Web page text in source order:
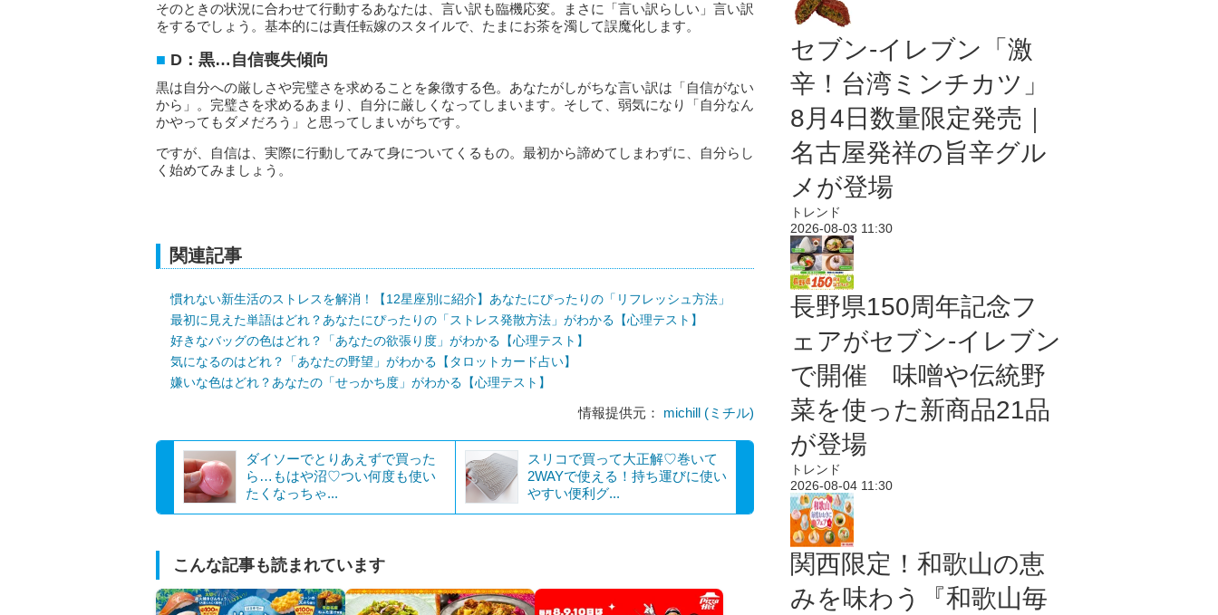
そのときの状況に合わせて行動するあなたは、言い訳も臨機応変。まさに「言い訳らしい」言い訳
をするでしょう。基本的には責任転嫁のスタイルで、たまにお茶を濁して誤魔化します。
D：黒…自信喪失傾向
黒は自分への厳しさや完璧さを求めることを象徴する色。あなたがしがちな言い訳は「自信がない
から」。完璧さを求めるあまり、自分に厳しくなってしまいます。そして、弱気になり「自分なん
かやってもダメだろう」と思ってしまいがちです。
ですが、自信は、実際に行動してみて身についてくるもの。最初から諦めてしまわずに、自分らし
く始めてみましょう。
関連記事
慣れない新生活のストレスを解消！【12星座別に紹介】あなたにぴったりの「リフレッシュ方法」
最初に見えた単語はどれ？あなたにぴったりの「ストレス発散方法」がわかる【心理テスト】
好きなバッグの色はどれ？「あなたの欲張り度」がわかる【心理テスト】
気になるのはどれ？「あなたの野望」がわかる【タロットカード占い】
嫌いな色はどれ？あなたの「せっかち度」がわかる【心理テスト】
情報提供元： michill (ミチル)
ダイソーでとりあえずで買った
ら…もはや沼♡つい何度も使い
たくなっちゃ...
スリコで買って大正解♡巻いて
2WAYで使える！持ち運びに使い
やすい便利グ...
こんな記事も読まれています
セブン-イレブン「激
辛！台湾ミンチカツ」
8月4日数量限定発売｜
名古屋発祥の旨辛グル
メが登場
トレンド
2026-08-03 11:30
長野県150周年記念フ
ェアがセブン-イレブン
で開催 味噌や伝統野
菜を使った新商品21品
が登場
トレンド
2026-08-04 11:30
関西限定！和歌山の恵
みを味わう『和歌山毎